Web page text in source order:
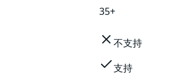
35+
不支持
支持